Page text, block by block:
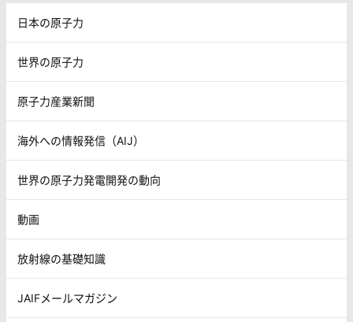
日本の原子力
世界の原子力
原子力産業新聞
海外への情報発信（AIJ）
世界の原子力発電開発の動向
動画
放射線の基礎知識
JAIFメールマガジン